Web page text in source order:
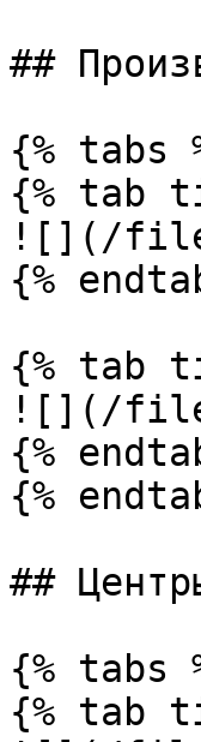
##
{% tabs
{% tab
![](/
{%
{% tab
![](/
{%
{%
##
{% tabs
{% tab